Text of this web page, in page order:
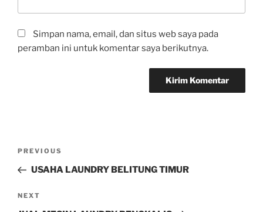
Simpan nama, email, dan situs web saya pada
peramban ini untuk komentar saya berikutnya.
PREVIOUS
USAHA LAUNDRY BELITUNG TIMUR
NEXT